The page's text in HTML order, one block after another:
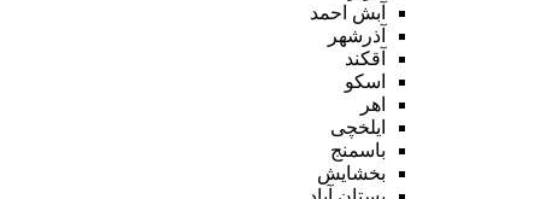
آبش احمد
آذرشهر
آقکند
اسکو
اهر
ایلخچی
باسمنج
بخشایش